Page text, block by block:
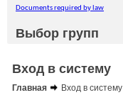
Documents required by law
Выбор групп
Вход в систему
Главная
Вход в систему